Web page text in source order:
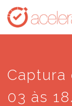
Skip
main
Captura
03 às